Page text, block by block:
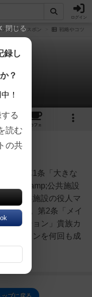
ログイン
スボア / リスボン 戦略やコツ
ン
カフェ
充実
法」第1条「大きな
商店&amp;公共施設
、公共施設の役人マ
タイル。第2条「メイ
アクション」貴族カ
クションを何回も成
閉じる
録し
？
！
る
読む
の共